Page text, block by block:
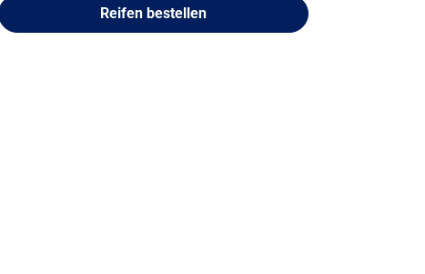
Reifen bestellen